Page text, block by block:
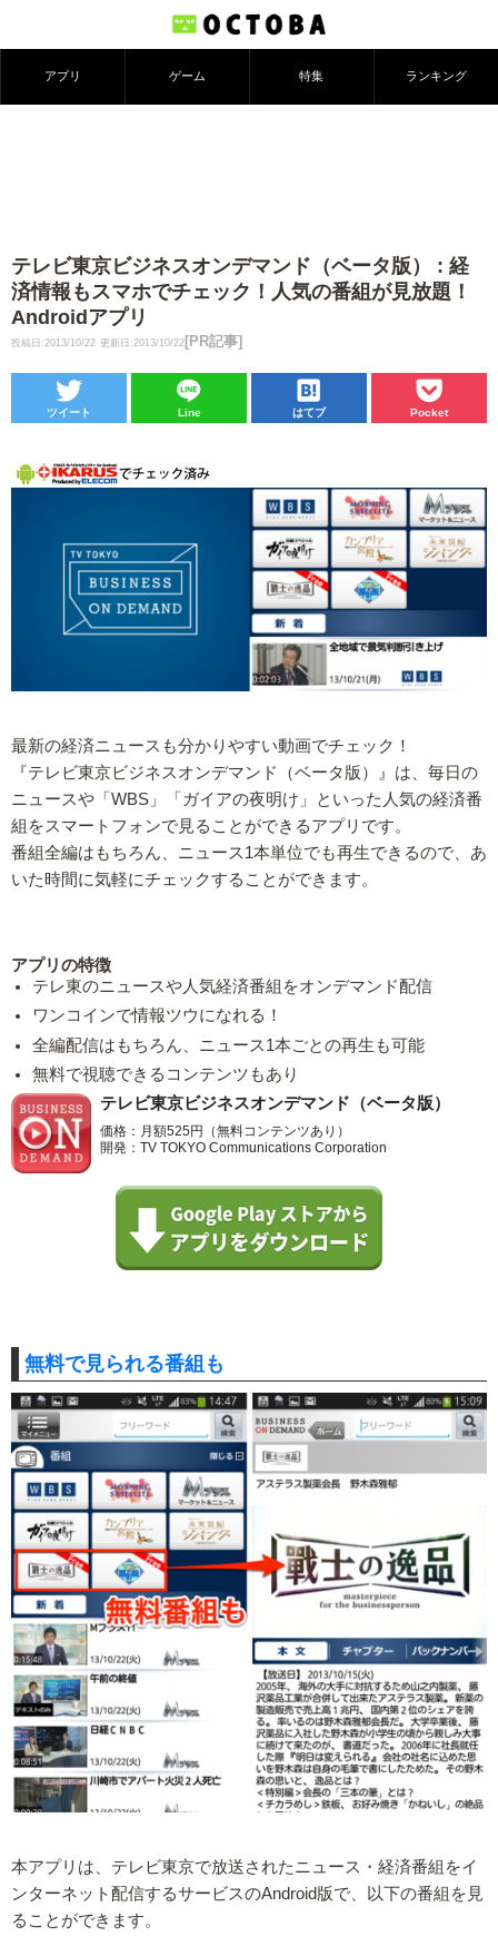
アプリ ゲーム 特集 ランキング
テレビ東京ビジネスオンデマンド（ベータ版） : 経
済情報もスマホでチェック！人気の番組が見放題！
Androidアプリ
投稿日:2013/10/22 更新日:2013/10/22 [PR記事]
ツイート Line はてブ Pocket
最新の経済ニュースも分かりやすい動画でチェック！
『テレビ東京ビジネスオンデマンド（ベータ版）』は、毎日の
ニュースや「WBS」「ガイアの夜明け」といった人気の経済番
組をスマートフォンで見ることができるアプリです。
番組全編はもちろん、ニュース1本単位でも再生できるので、あ
いた時間に気軽にチェックすることができます。
アプリの特徴
テレ東のニュースや人気経済番組をオンデマンド配信
ワンコインで情報ツウになれる！
全編配信はもちろん、ニュース1本ごとの再生も可能
無料で視聴できるコンテンツもあり
テレビ東京ビジネスオンデマンド（ベータ版）
価格：月額525円（無料コンテンツあり）
開発：TV TOKYO Communications Corporation
無料で見られる番組も
本アプリは、テレビ東京で放送されたニュース・経済番組をイ
ンターネット配信するサービスのAndroid版で、以下の番組を見
ることができます。